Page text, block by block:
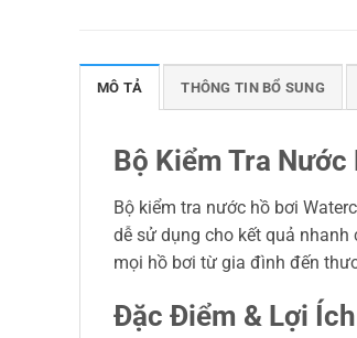
MÔ TẢ THÔNG TIN BỔ SUNG
Bộ Kiểm Tra
Bộ kiểm tra nước hồ bơi
dễ sử dụng cho kết quả
mọi hồ bơi từ gia đình đến
Đặc Điểm & Lợi Ích